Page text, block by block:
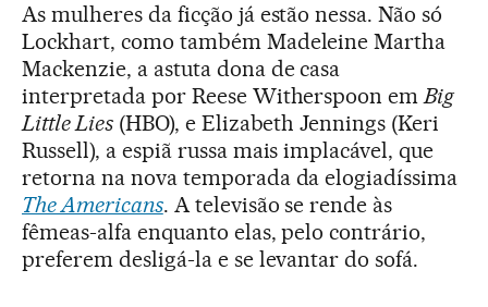
As mulheres da ficção já estão nessa. Não só
Lockhart, como também Madeleine Martha
Mackenzie, a astuta dona de casa
interpretada por Reese Witherspoon emBig
Little Lies(HBO), e Elizabeth Jennings (Keri
Russell), a espiã russa mais implacável, que
retorna na nova temporada da elogiadíssima
The Americans. A televisão se rende às
fêmeas-alfa enquanto elas, pelo contrário,
preferem desligá-la e se levantar do sofá.